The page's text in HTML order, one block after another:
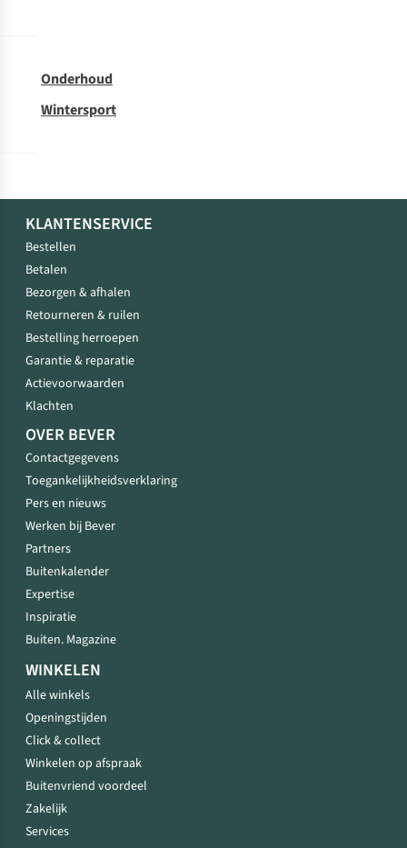
Onderhoud
Wintersport
KLANTENSERVICE
Bestellen
Betalen
Bezorgen & afhalen
Retourneren & ruilen
Bestelling herroepen
Garantie & reparatie
Actievoorwaarden
Klachten
OVER BEVER
Contactgegevens
Toegankelijkheidsverklaring
Pers en nieuws
Werken bij Bever
Partners
Buitenkalender
Expertise
Inspiratie
Buiten. Magazine
WINKELEN
Alle winkels
Openingstijden
Click & collect
Winkelen op afspraak
Buitenvriend voordeel
Zakelijk
Services